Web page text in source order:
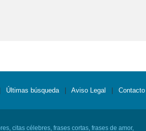
Últimas búsqueda Aviso Legal Contacto
citas célebres, frases cortas, frases de amor,